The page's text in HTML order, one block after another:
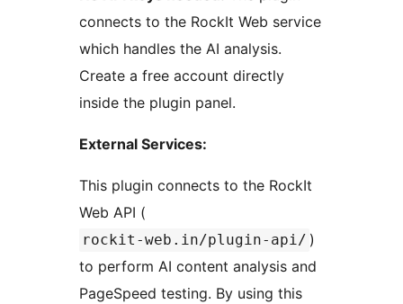
connects to the RockIt Web service
which handles the AI analysis.
Create a free account directly
inside the plugin panel.
External Services:
This plugin connects to the RockIt
Web API (
rockit-web.in/plugin-api/ )
to perform AI content analysis and
PageSpeed testing. By using this